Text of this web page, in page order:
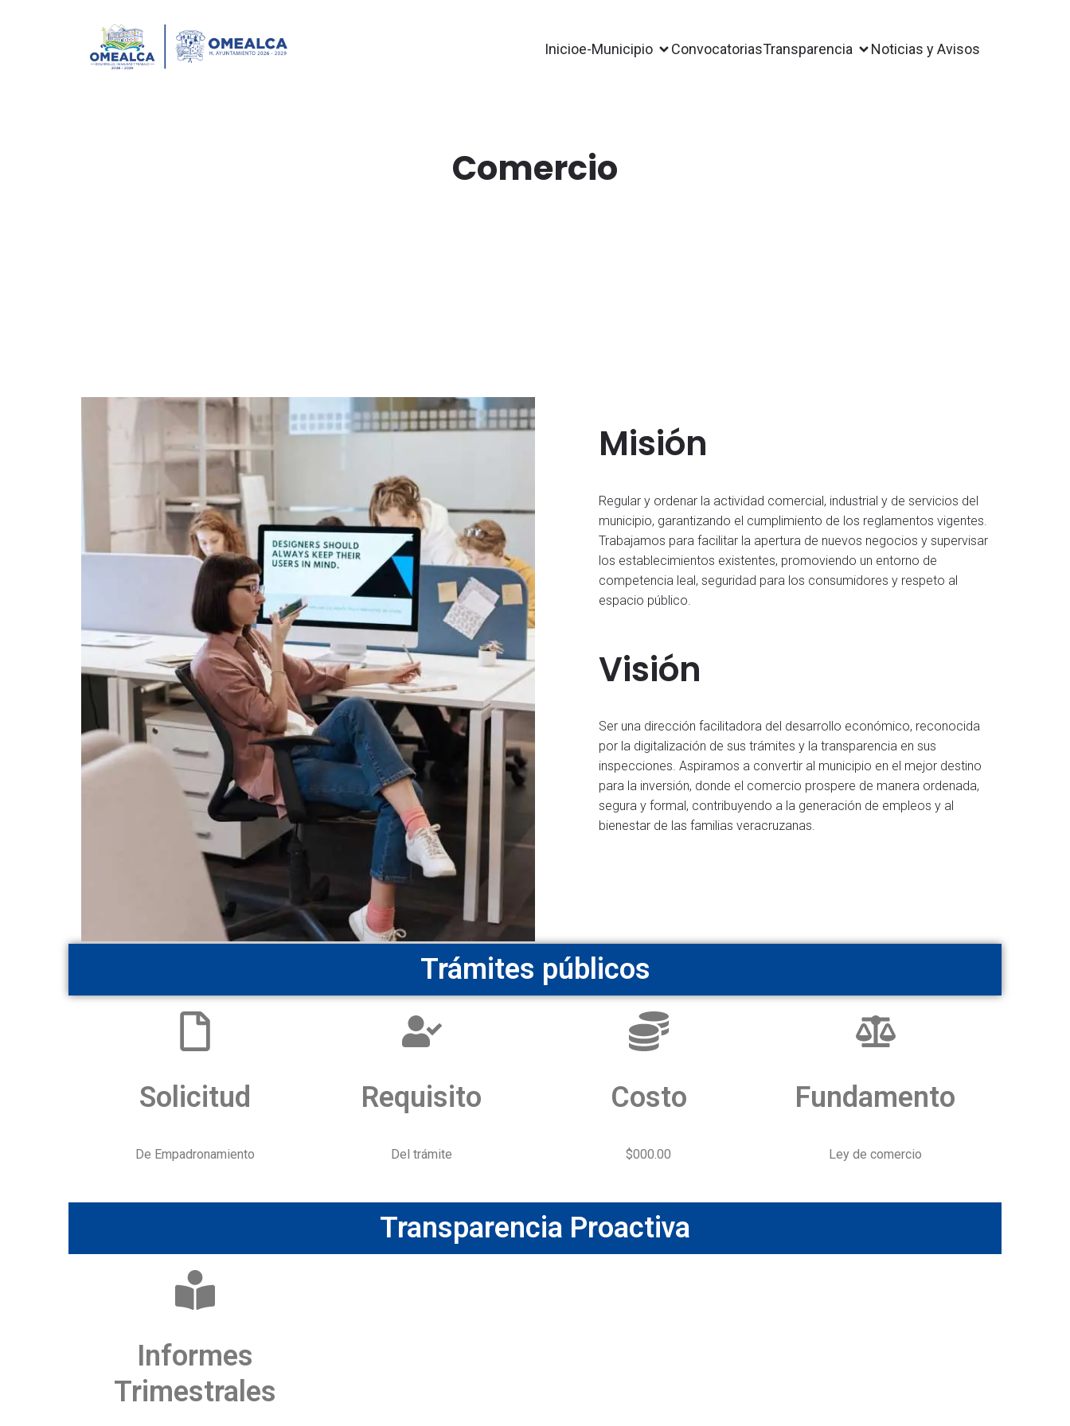
Inicioe-Municipio ConvocatoriasTransparencia Noticias y Avisos
Comercio
Misión
Regular y ordenar la actividad comercial, industrial y de servicios del
municipio, garantizando el cumplimiento de los reglamentos vigentes.
Trabajamos para facilitar la apertura de nuevos negocios y supervisar
los establecimientos existentes, promoviendo un entorno de
competencia leal, seguridad para los consumidores y respeto al
espacio público.
Visión
Ser una dirección facilitadora del desarrollo económico, reconocida
por la digitalización de sus trámites y la transparencia en sus
inspecciones. Aspiramos a convertir al municipio en el mejor destino
para la inversión, donde el comercio prospere de manera ordenada,
segura y formal, contribuyendo a la generación de empleos y al
bienestar de las familias veracruzanas.
Trámites públicos
Solicitud
De Empadronamiento
Requisito
Del trámite
Costo
$000.00
Fundamento
Ley de comercio
Transparencia Proactiva
Informes
Trimestrales